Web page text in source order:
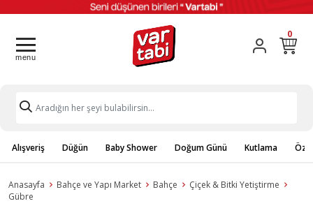
0
Alışveriş Düğün Baby Shower Doğum Günü Kutlama
Anasayfa Bahçe ve Yapı Market Bahçe
Çiçek & Bitki Yetiştirme
Gübre